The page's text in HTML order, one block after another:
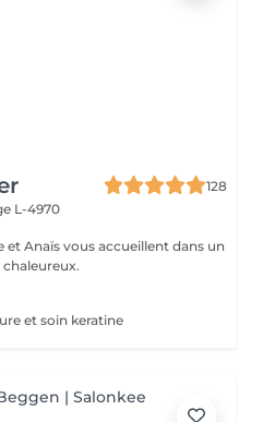
128
L-4970
et soin keratine